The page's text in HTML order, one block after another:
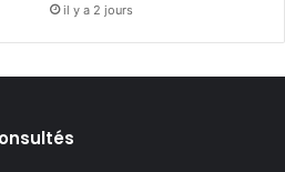
il y a 2 jours